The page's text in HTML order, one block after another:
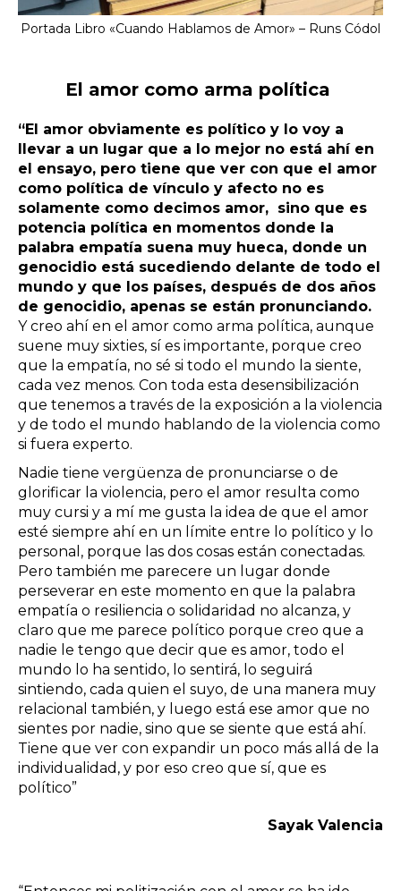
Portada Libro «Cuando Hablamos de Amor» – Runs Códol
El amor como arma política
“El amor obviamente es político y lo voy a
llevar a un lugar que a lo mejor no está ahí en
el ensayo, pero tiene que ver con que el amor
como política de vínculo y afecto no es
solamente como decimos amor, sino que es
potencia política en momentos donde la
palabra empatía suena muy hueca, donde un
genocidio está sucediendo delante de todo el
mundo y que los países, después de dos años
de genocidio, apenas se están pronunciando.
Y creo ahí en el amor como arma política, aunque
suene muy sixties, sí es importante, porque creo
que la empatía, no sé si todo el mundo la siente,
cada vez menos. Con toda esta desensibilización
que tenemos a través de la exposición a la violencia
y de todo el mundo hablando de la violencia como
si fuera experto.
Nadie tiene vergüenza de pronunciarse o de
glorificar la violencia, pero el amor resulta como
muy cursi y a mí me gusta la idea de que el amor
esté siempre ahí en un límite entre lo político y lo
personal, porque las dos cosas están conectadas.
Pero también me parecere un lugar donde
perseverar en este momento en que la palabra
empatía o resiliencia o solidaridad no alcanza, y
claro que me parece político porque creo que a
nadie le tengo que decir que es amor, todo el
mundo lo ha sentido, lo sentirá, lo seguirá
sintiendo, cada quien el suyo, de una manera muy
relacional también, y luego está ese amor que no
sientes por nadie, sino que se siente que está ahí.
Tiene que ver con expandir un poco más allá de la
individualidad, y por eso creo que sí, que es
político”
Sayak Valencia